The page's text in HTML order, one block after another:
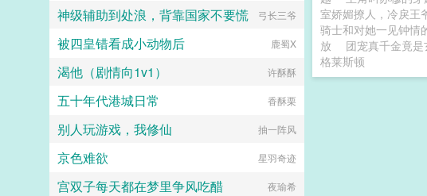
室娇媚撩人，冷戾王
骑士和对她一见钟情
放
团宠真千金竟
格莱斯顿
神级辅助到处浪，背靠国家不要慌 弓长三爷
被四皇错看成小动物后 鹿蜀X
渴他（剧情向1v1） 许酥酥
五十年代港城日常 香酥栗
别人玩游戏，我修仙 抽一阵风
京色难欲 星羽奇迹
宫双子每天都在梦里争风吃醋 夜瑜希